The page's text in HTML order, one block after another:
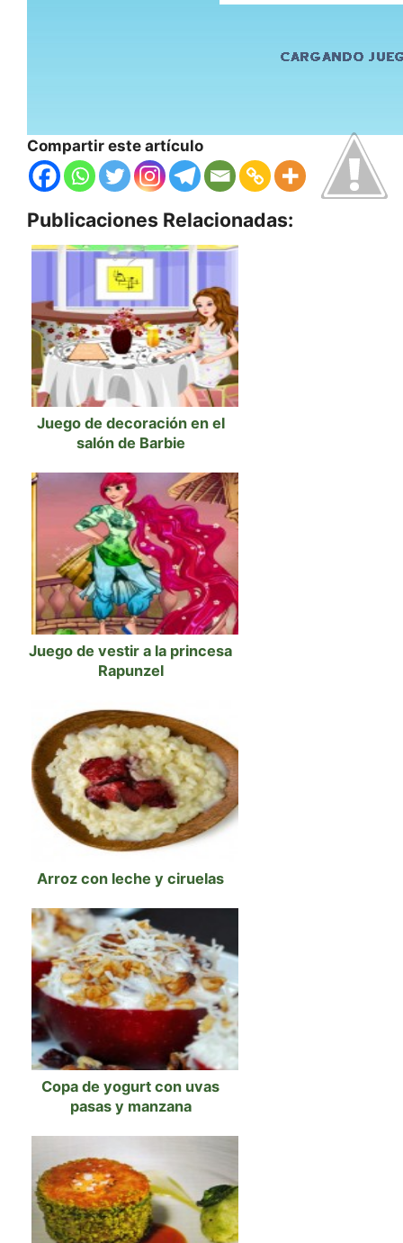
Compartir este artículo
Publicaciones Relacionadas:
Juego de decoración en el
salón de Barbie
Juego de vestir a la princesa
Rapunzel
Arroz con leche y ciruelas
Copa de yogurt con uvas
pasas y manzana